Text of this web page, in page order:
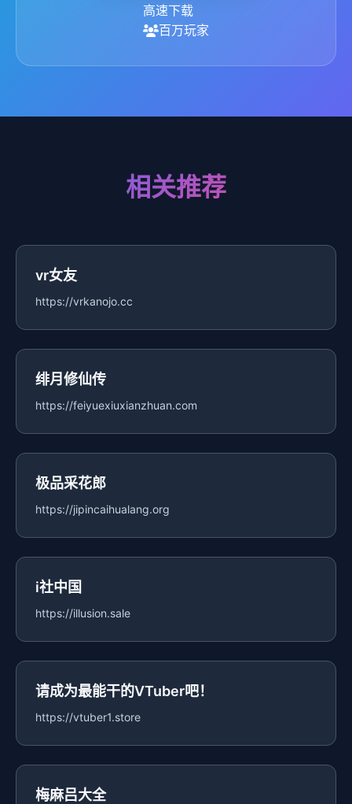
高速下载
百万玩家
相关推荐
vr女友
https://vrkanojo.cc
绯月修仙传
https://feiyuexiuxianzhuan.com
极品采花郎
https://jipincaihualang.org
i社中国
https://illusion.sale
请成为最能干的VTuber吧！
https://vtuber1.store
梅麻吕大全